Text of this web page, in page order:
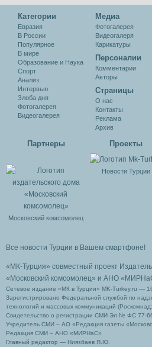
Категории
Евразия
В России
Популярное
В мире
Образование и Наука
Спорт
Анализ
Интервью
Злоба дня
Фотогалерея
Видеогалерея
Медиа
Фотогалерея
Видеогалеря
Карикатуры
Персоналии
Комментарии
Авторы
Cтраницы
О нас
Контакты
Реклама
Архив
Партнеры
Московский комсомолец
Проекты
Новости Турции
Все новости Турции в Вашем смартфоне!
«МК-Турция» совместный проект
«Московский комсомолец» и АНО
Сетевое издание «МК в Турции» MK-Turkey.ru —
Зарегистрировано Федеральной службой по
технологий и массовых коммуникаций
Свидетельство о регистрации СМИ Эл № ФС 77-
Учредитель СМИ – АО «Редакция газеты
Редакция СМИ – АНО «МИРНаС»
Главный редактор — Ниязбаев Я.Ю.